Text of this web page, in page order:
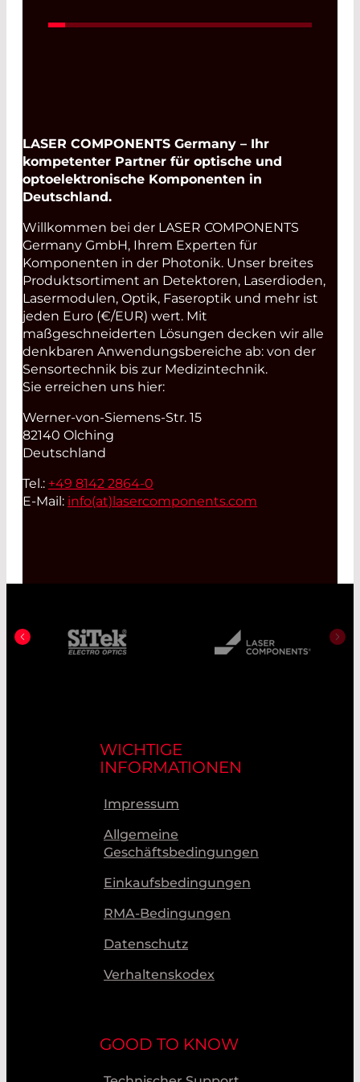
LASER COMPONENTS Germany – Ihr
kompetenter Partner für optische und
optoelektronische Komponenten in
Deutschland.
Willkommen bei der LASER COMPONENTS
Germany GmbH, Ihrem Experten für
Komponenten in der Photonik. Unser breites
Produktsortiment an Detektoren, Laserdioden,
Lasermodulen, Optik, Faseroptik und mehr ist
jeden Euro (€/EUR) wert. Mit
maßgeschneiderten Lösungen decken wir alle
denkbaren Anwendungsbereiche ab: von der
Sensortechnik bis zur Medizintechnik.
Sie erreichen uns hier:
Werner-von-Siemens-Str. 15
82140 Olching
Deutschland
Tel.: +49 8142 2864-0
E-Mail: info(at)lasercomponents.com
WICHTIGE
INFORMATIONEN
Impressum
Allgemeine
Geschäftsbedingungen
Einkaufsbedingungen
RMA-Bedingungen
Datenschutz
Verhaltenskodex
GOOD TO KNOW